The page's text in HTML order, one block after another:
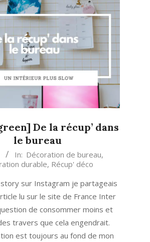
De la récup’ dans
le bureau
In: Décoration de bureau,
durable, Récup' déco
sur Instagram je partageais
lu sur le site de France Inter
de consommer moins et
travers que cela engendrait.
est toujours au fond de mon